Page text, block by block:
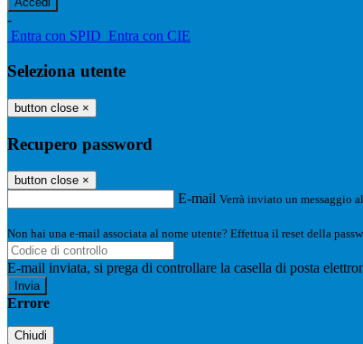
-
Entra con SPID Entra con CIE
Seleziona utente
button close ×
Recupero password
button close ×
E-mail Verrà inviato un messaggio
Non hai una e-mail associata al nome utente? Effettua il reset della
E-mail inviata, si prega di controllare la casella di posta
Errore
Chiudi